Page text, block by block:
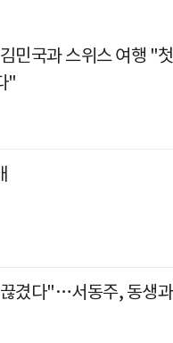
민국과 스위스 여행 "
"
겼다"…서동주, 동생